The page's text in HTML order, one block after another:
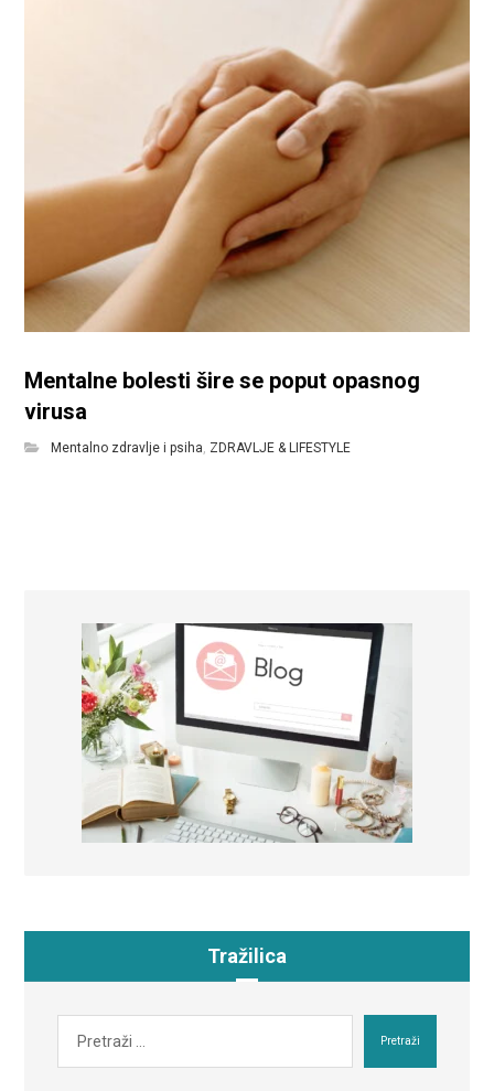
Mentalne bolesti šire se poput opasnog
virusa
Mentalno zdravlje i psiha ZDRAVLJE & LIFESTYLE
Tražilica
Pretraži